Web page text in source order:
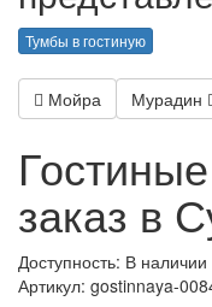
Тумбы в гостиную
Мойра Мурадин
заказ в
Доступность: В наличии
Артикул: gostinnaya-